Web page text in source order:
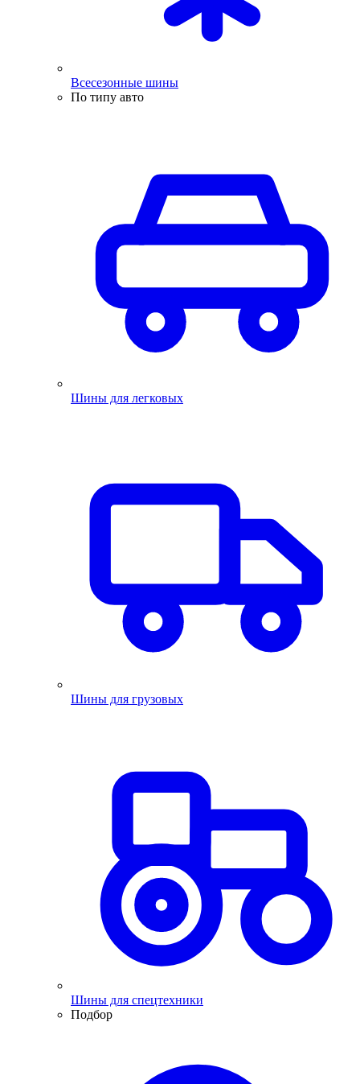
Всесезонные шины
По типу авто
Шины для легковых
Шины для грузовых
Шины для спецтехники
Подбор